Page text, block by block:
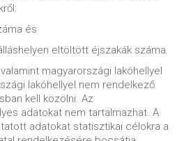
és
eltöltött éjszakák száma.
magyarországi lakóhellyel
lakóhellyel nem rendelkező
kell közölni. Az
adatokat nem tartalmazhat. A
adatokat statisztikai célokra a